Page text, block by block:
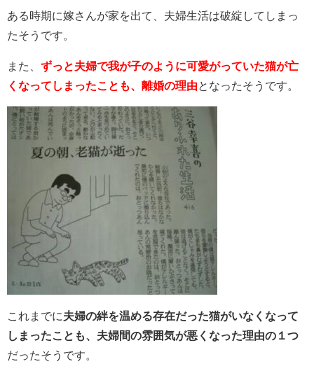
ある時期に嫁さんが家を出て、夫婦生活は破綻してしまっ
たそうです。
また、 ずっと夫婦で我が子のように可愛がっていた猫が亡
くなってしまったことも、離婚の理由 となったそうです。
これまでに夫婦の絆を温める存在だった猫がいなくなって
しまったことも、夫婦間の雰囲気が悪くなった理由の１つ
だったそうです。